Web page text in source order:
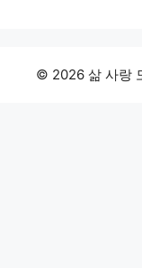
© 2026 삶 사랑